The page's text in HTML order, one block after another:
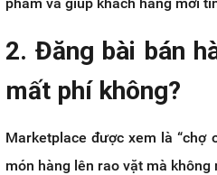
2. Đăng bài bán
mất phí không?
Marketplace được xem là “chợ
món hàng lên rao vặt mà không